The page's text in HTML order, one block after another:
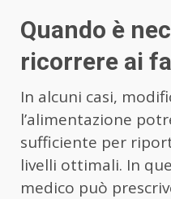
Quando è
ricorrere ai
In alcuni casi,
l’alimentazione
sufficiente per
livelli ottimali. In
medico può